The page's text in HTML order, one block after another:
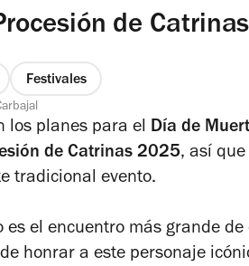
de
Festivales
los planes para el Día de
de Catrinas 2025, así
tradicional evento.
es el encuentro más grande
honrar a este personaje